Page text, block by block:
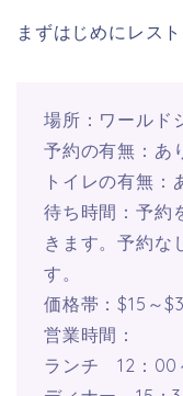
まずはじめにレス
場所：ワール
予約の有無：あ
トイレの有無：
待ち時間：予約
きます。予約な
す。
価格帯：$15～
営業時間：
ランチ 12：00